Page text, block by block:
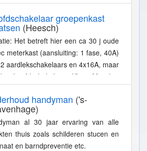
groepenkast
(Heesch)
Het betreft hier een ca 30 j oude
meterkast (aansluiting: 1 fase, 40A)
aardlekschakelaars en 4x16A, maar
hoofdschakelaar. Klus: Met het
handyman ('s-
al 30 jaar ervaring van alle
thuis zoals schilderen stucen en
en barndpreventie etc.